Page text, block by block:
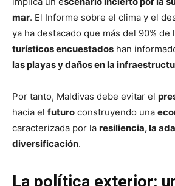
mar. El Informe sobre el clima y el
ya ha destacado que más del 90% de
turísticos encuestados han
las playas y daños en la
Por tanto, Maldivas debe evitar el
hacia el futuro construyendo una
caracterizada por la resiliencia, la
diversificación.
La política exterior: